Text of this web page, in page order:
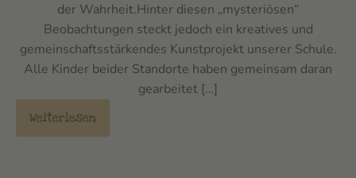
der Wahrheit.Hinter diesen „mysteriösen“
Beobachtungen steckt jedoch ein kreatives und
gemeinschaftsstärkendes Kunstprojekt unserer Schule.
Alle Kinder beider Standorte haben gemeinsam daran
gearbeitet […]
Weiterlesen